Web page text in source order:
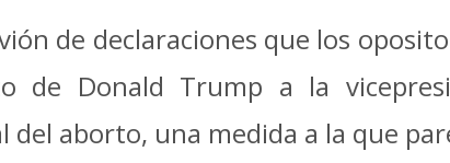
de declaraciones que los
de Donald Trump a la
aborto, una medida a la que